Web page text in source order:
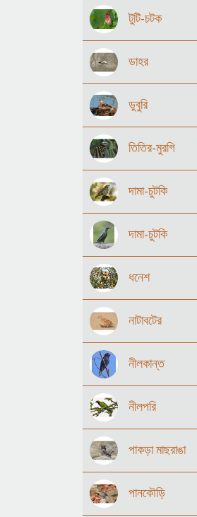
টুটি-চটক
ডাহর
ডুবুরি
তিতির-মুরগি
দামা-চুটকি
দামা-চুটকি
ধনেশ
নাটাবটের
নীলকান্ত
নীলপরি
পাকড়া মাছরাঙা
পানকৌড়ি